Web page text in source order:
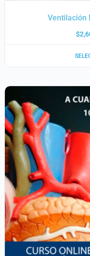
Ventilación
$